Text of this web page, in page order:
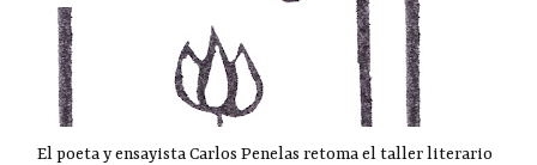
El poeta y ensayista Carlos Penelas retoma el taller literario